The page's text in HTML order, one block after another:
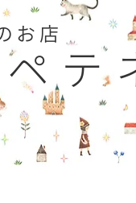
お店
テ